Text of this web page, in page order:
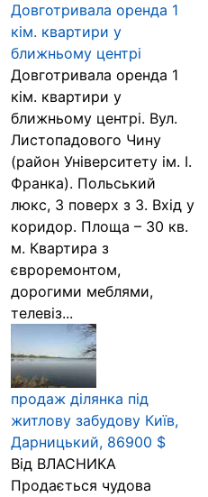
Довготривала оренда 1
кім. квартири у
ближньому центрі
Довготривала оренда 1
кім. квартири у
ближньому центрі. Вул.
Листопадового Чину
(район Університету ім. І.
Франка). Польський
люкс, 3 поверх з 3. Вхід у
коридор. Площа – 30 кв.
м. Квартира з
євроремонтом,
дорогими меблями,
телевіз...
продаж ділянка під
житлову забудову Київ,
Дарницький, 86900 $
Від ВЛАСНИКА
Продається чудова